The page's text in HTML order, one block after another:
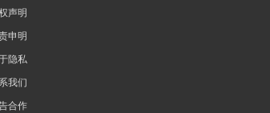
声明
申明
隐私
我们
合作